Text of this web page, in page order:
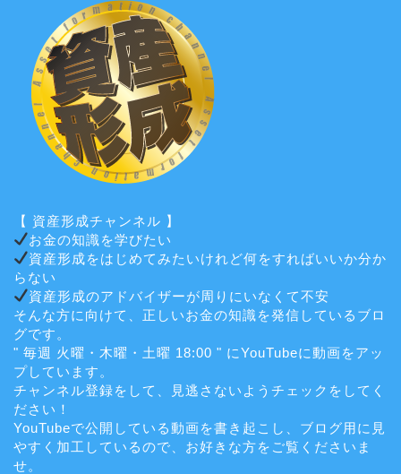
【 資産形成チャンネル 】
お金の知識を学びたい
資産形成をはじめてみたいけれど何をすればいいか分か
らない
資産形成のアドバイザーが周りにいなくて不安
そんな方に向けて、正しいお金の知識を発信しているブロ
グです。
" 毎週 火曜・木曜・土曜 18:00 " にYouTubeに動画をアッ
プしています。
チャンネル登録をして、見逃さないようチェックをしてく
ださい！
YouTubeで公開している動画を書き起こし、ブログ用に見
やすく加工しているので、お好きな方をご覧くださいま
せ。